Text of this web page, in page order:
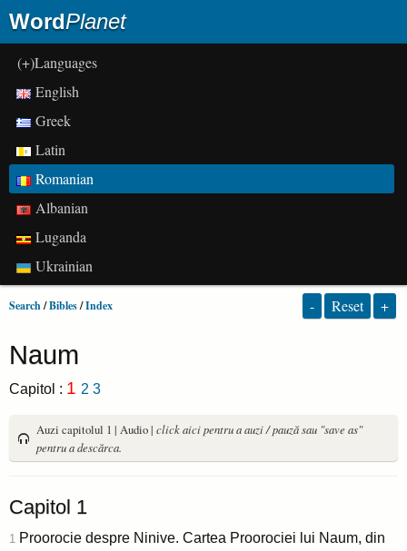
WordPlanet
(+)Languages
English
Greek
Latin
Romanian
Albanian
Luganda
Ukrainian
Search/Bibles/Index - Reset +
Naum
Capitol : 1 2 3
Auzi capitolul 1 | Audio | click aici pentru a auzi / pauză sau "save as"
pentru a descărca.
Capitol 1
1 Proorocie despre Ninive. Cartea Proorociei lui Naum, din